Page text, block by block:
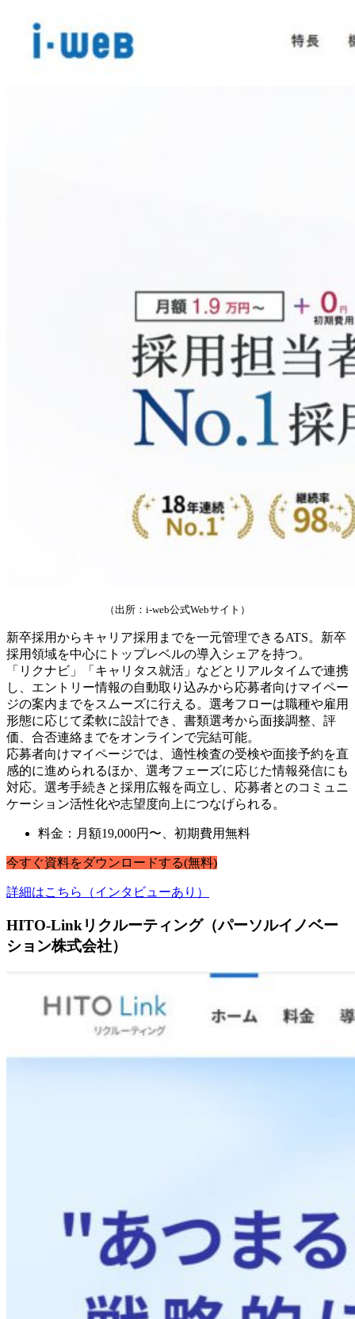
（出所：i-web公式Webサイト）
新卒採用からキャリア採用までを一元管理できるATS。新卒
採用領域を中心にトップレベルの導入シェアを持つ。
「リクナビ」「キャリタス就活」などとリアルタイムで連携
し、エントリー情報の自動取り込みから応募者向けマイペー
ジの案内までをスムーズに行える。選考フローは職種や雇用
形態に応じて柔軟に設計でき、書類選考から面接調整、評
価、合否連絡までをオンラインで完結可能。
応募者向けマイページでは、適性検査の受検や面接予約を直
感的に進められるほか、選考フェーズに応じた情報発信にも
対応。選考手続きと採用広報を両立し、応募者とのコミュニ
ケーション活性化や志望度向上につなげられる。
料金：月額19,000円〜、初期費用無料
今すぐ資料をダウンロードする(無料)
詳細はこちら（インタビューあり）
HITO-Linkリクルーティング（パーソルイノベー
ション株式会社）